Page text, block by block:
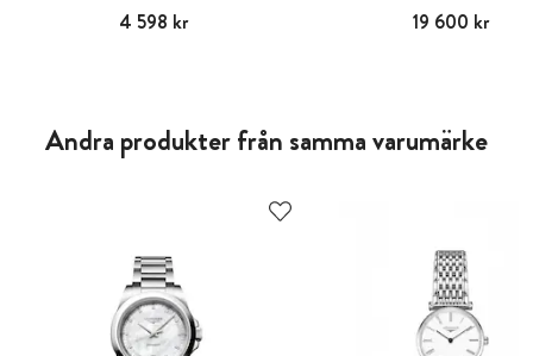
Pris:4 598 kr
4 598 kr
Pris: 19 600 kr
19 600 kr
Andra produkter från samma varumärke